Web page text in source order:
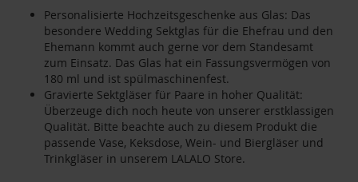
Personalisierte Hochzeitsgeschenke aus Glas: Das
besondere Wedding Sektglas für die Ehefrau und den
Ehemann kommt auch gerne vor dem Standesamt
zum Einsatz. Das Glas hat ein Fassungsvermögen von
180 ml und ist spülmaschinenfest.
Gravierte Sektgläser für Paare in hoher Qualität:
Überzeuge dich noch heute von unserer erstklassigen
Qualität. Bitte beachte auch zu diesem Produkt die
passende Vase, Keksdose, Wein- und Biergläser und
Trinkgläser in unserem LALALO Store.